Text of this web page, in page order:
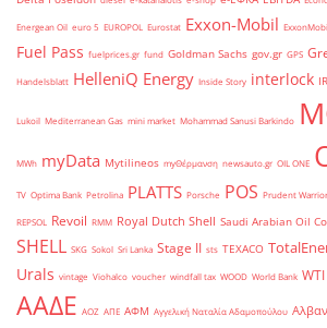
Energean Oil euro 5 EUROPOL Eurostat Exxon-Mobil
Fuel Pass fuelprices.gr fund Goldman Sachs gov.gr GPS
Handelsblatt HelleniQ Energy Inside Story interlock
Lukoil Mediterranean Gas mini market Mohammad Sanusi Barkindo
MWh myData Mytilineos myΘέρμανση newsauto.gr OIL ONE
TV Optima Bank Petrolina PLATTS Porsche POS Prudent Warrior
REPSOL Revoil RMM Royal Dutch Shell Saudi Arabian Oil
SHELL SKG Sokol Sri Lanka Stage II sts TEXACO
Urals vintage Viohalco voucher windfall tax WOOD World Bank WTI
ΑΑΔΕ ΑΟΖ ΑΠΕ ΑΦΜ Αγγελική Ναταλία Αδαμοπούλου